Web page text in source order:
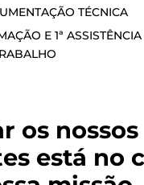
TÉCNICA
E 1ª
os nossos
está no